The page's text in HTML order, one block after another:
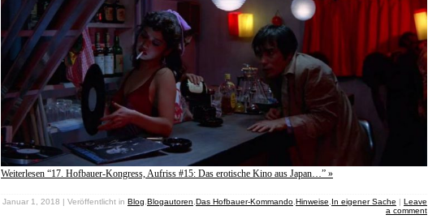
Weiterlesen “17. Hofbauer-Kongress, Aufriss #15: Das erotische Kino aus Japan…” »
Januar 1, 2018 | Veröffentlicht in Blog Blogautoren Das Hofbauer-Kommando Hinweise In eigener Sache | Leave
a comment